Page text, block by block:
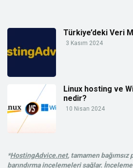
Türkiye’deki Veri
3 Kasım 2024
Linux hosting ve
nedir?
10 Nisan 2024
*HostingAdvice.net, tamamen
barındırma incelemeleri sağlar.